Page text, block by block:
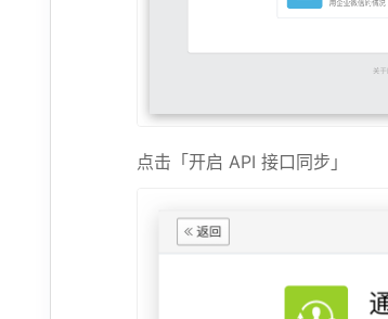
点击「开启 API 接口同步」